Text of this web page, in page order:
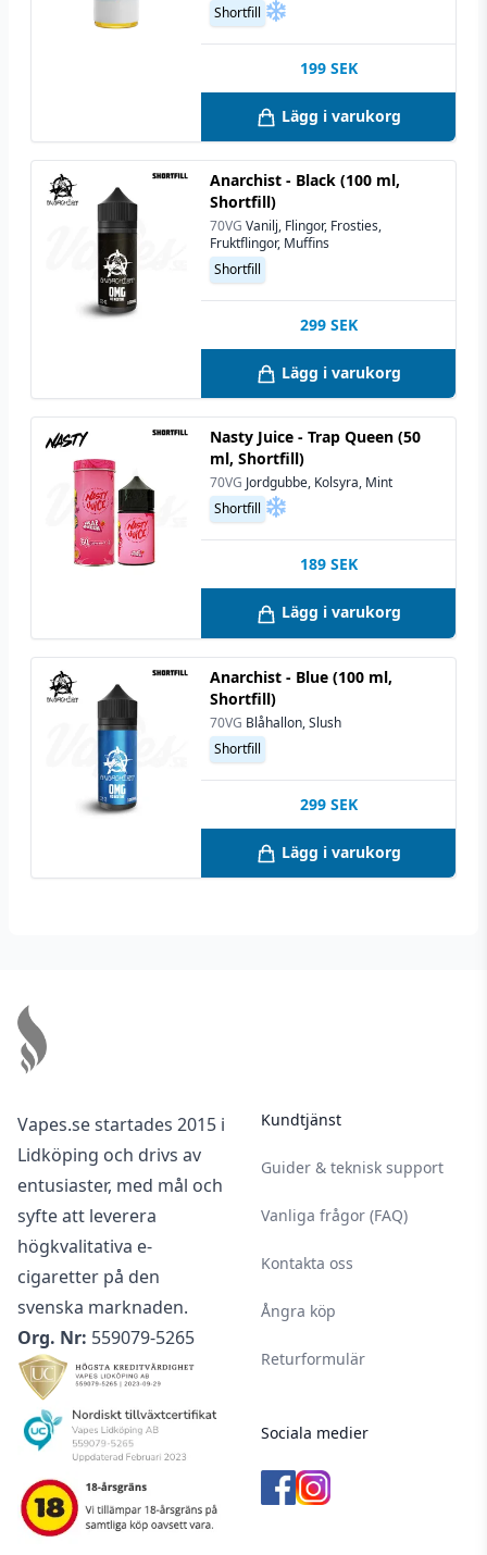
Shortfill
199 SEK
Lägg i varukorg
Anarchist - Black (100 ml,
Shortfill)
70VG Vanilj, Flingor, Frosties,
Fruktflingor, Muffins
Shortfill
299 SEK
Lägg i varukorg
Nasty Juice - Trap Queen (50
ml, Shortfill)
70VG Jordgubbe, Kolsyra, Mint
Shortfill
189 SEK
Lägg i varukorg
Anarchist - Blue (100 ml,
Shortfill)
70VG Blåhallon, Slush
Shortfill
299 SEK
Lägg i varukorg
Vapes.se startades 2015 i
Lidköping och drivs av
entusiaster, med mål och
syfte att leverera
högkvalitativa e-
cigaretter på den
svenska marknaden.
Org. Nr: 559079-5265
Kundtjänst
Guider & teknisk support
Vanliga frågor (FAQ)
Kontakta oss
Ångra köp
Returformulär
Sociala medier